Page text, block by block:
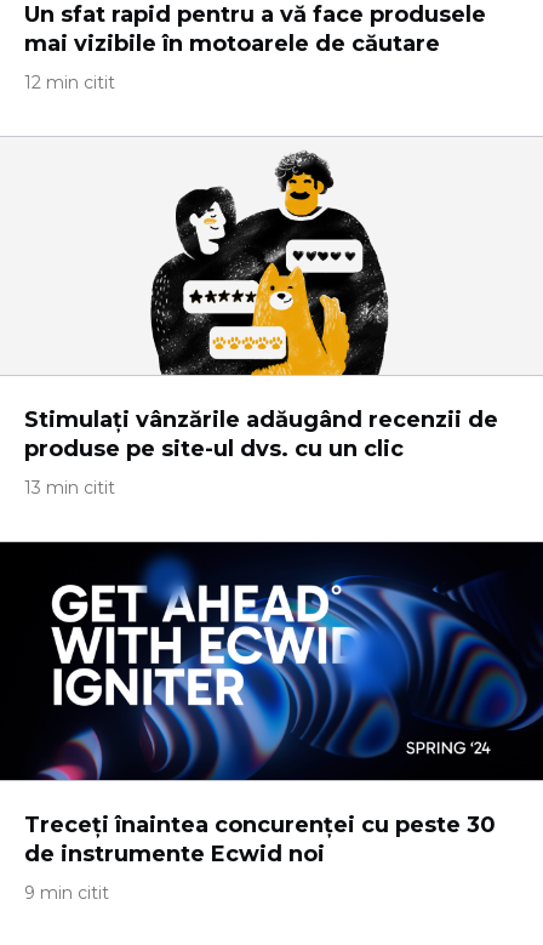
Un sfat rapid pentru a vă face produsele
mai vizibile în motoarele de căutare
12 min citit
Stimulați vânzările adăugând recenzii de
produse pe site-ul dvs. cu un clic
13 min citit
Treceți înaintea concurenței cu peste 30
de instrumente Ecwid noi
9 min citit